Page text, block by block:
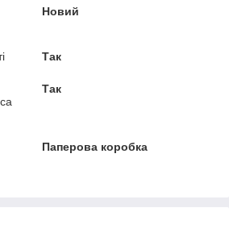
Новий
Так
Так
Паперова коробка